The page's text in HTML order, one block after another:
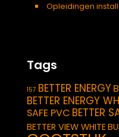
Opleidingen
Tags
157 BETTER ENERGY
BETTER ENERGY
SAFE PVC BETTER
BETTER VIEW WHITE